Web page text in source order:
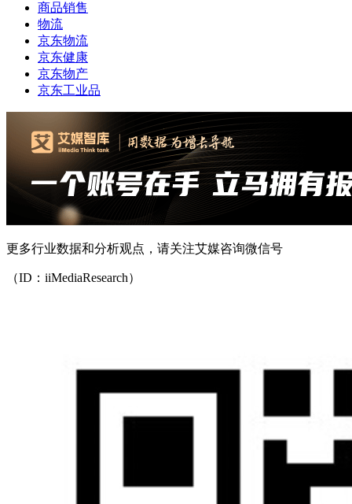
商品销售
物流
京东物流
京东健康
京东物产
京东工业品
更多行业数据和分析观点，请关注艾媒咨询微信号
（ID：iiMediaResearch）